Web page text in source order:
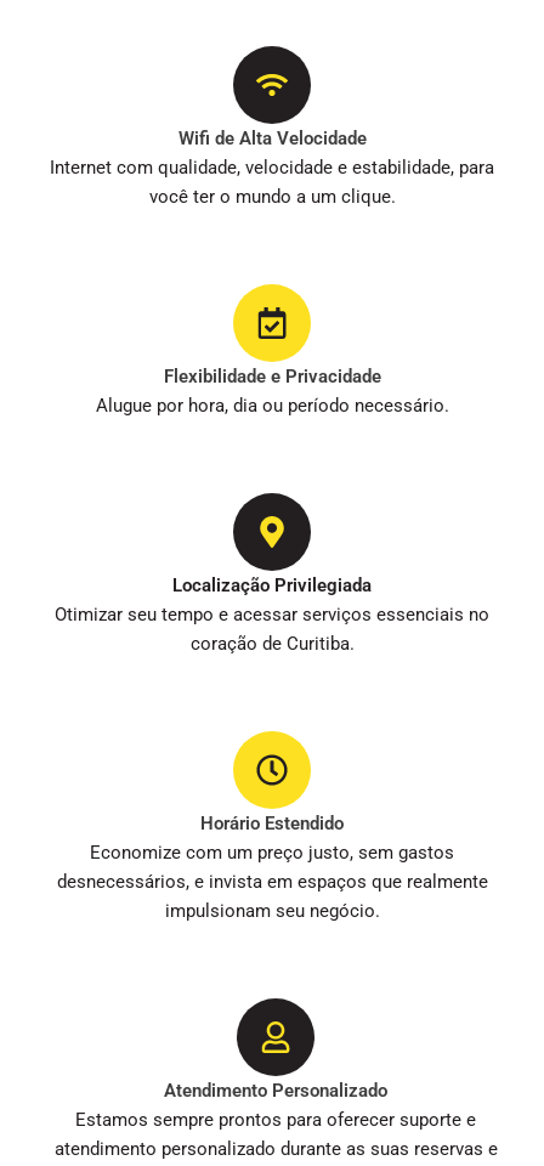
Wifi de Alta Velocidade
Internet com qualidade, velocidade e estabilidade, para
você ter o mundo a um clique.
Flexibilidade e Privacidade
Alugue por hora, dia ou período necessário.
Localização Privilegiada
Otimizar seu tempo e acessar serviços essenciais no
coração de Curitiba.
Horário Estendido
Economize com um preço justo, sem gastos
desnecessários, e invista em espaços que realmente
impulsionam seu negócio.
Atendimento Personalizado
Estamos sempre prontos para oferecer suporte e
atendimento personalizado durante as suas reservas e